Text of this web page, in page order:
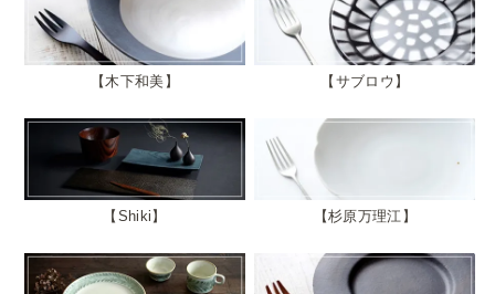
木下和美 サブロウ
Shiki 杉原万理江